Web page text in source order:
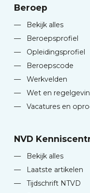
Beroep
—
Bekijk alles
—
Beroepsprofiel
—
Opleidingsprofiel
—
Beroepscode
—
Werkvelden
—
Wet en
—
Vacatures en
NVD
—
Bekijk alles
—
Laatste artikelen
—
Tijdschrift NTVD